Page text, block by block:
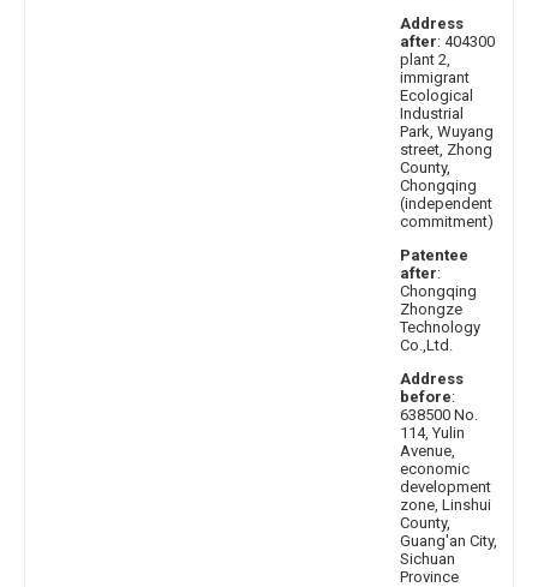
Address
after: 404300
plant 2,
immigrant
Ecological
Industrial
Park, Wuyang
street, Zhong
County,
Chongqing
(independent
commitment)
Patentee
after:
Chongqing
Zhongze
Technology
Co.,Ltd.
Address
before:
638500 No.
114, Yulin
Avenue,
economic
development
zone, Linshui
County,
Guang'an City,
Sichuan
Province